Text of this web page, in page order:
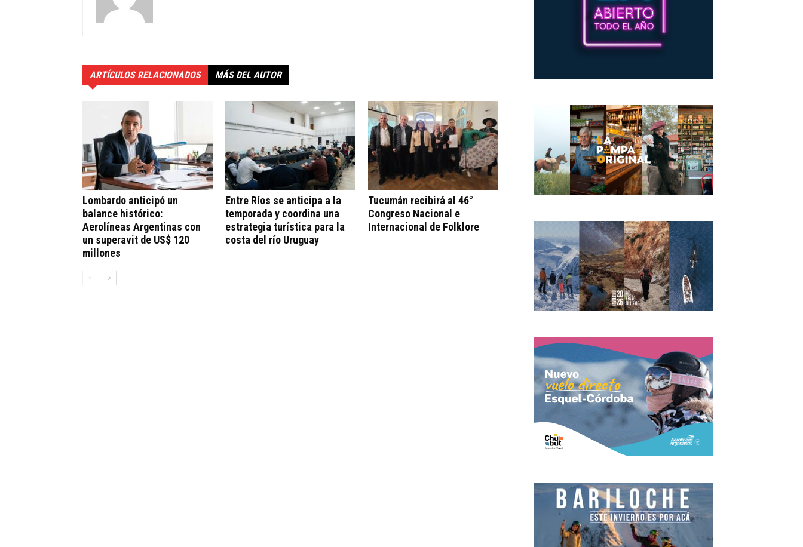
ARTÍCULOS RELACIONADOS MÁS DEL AUTOR
Lombardo anticipó un
balance histórico:
Aerolíneas Argentinas con
un superavit de US$ 120
millones
Entre Ríos se anticipa a la
temporada y coordina una
estrategia turística para la
costa del río Uruguay
Tucumán recibirá al 46°
Congreso Nacional e
Internacional de Folklore